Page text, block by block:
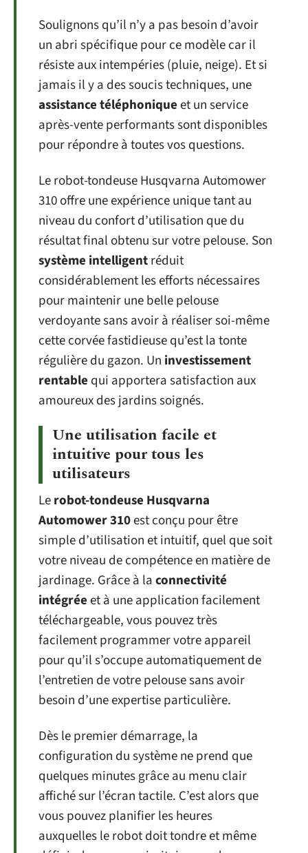
Soulignons qu’il n’y a pas besoin d’avoir
un abri spécifique pour ce modèle car il
résiste aux intempéries (pluie, neige). Et si
jamais il y a des soucis techniques, une
assistance téléphoniqueet un service
après-vente performants sont disponibles
pour répondre à toutes vos questions.
Le robot-tondeuse Husqvarna Automower
310 offre une expérience unique tant au
niveau du confort d’utilisation que du
résultat final obtenu sur votre pelouse. Son
système intelligentréduit
considérablement les efforts nécessaires
pour maintenir une belle pelouse
verdoyante sans avoir à réaliser soi-même
cette corvée fastidieuse qu’est la tonte
régulière du gazon. Un investissement
rentable qui apportera satisfaction aux
amoureux des jardins soignés.
Une utilisation facile et
intuitive pour tous les
utilisateurs
Lerobot-tondeuse Husqvarna
Automower 310est conçu pour être
simple d’utilisation et intuitif, quel que soit
votre niveau de compétence en matière de
jardinage. Grâce à laconnectivité
intégréeet à une application facilement
téléchargeable, vous pouvez très
facilement programmer votre appareil
pour qu’il s’occupe automatiquement de
l’entretien de votre pelouse sans avoir
besoin d’une expertise particulière.
Dès le premier démarrage, la
configuration du système ne prend que
quelques minutes grâce au menu clair
affiché sur l’écran tactile. C’est alors que
vous pouvez planifier les heures
auxquelles le robot doit tondre et même